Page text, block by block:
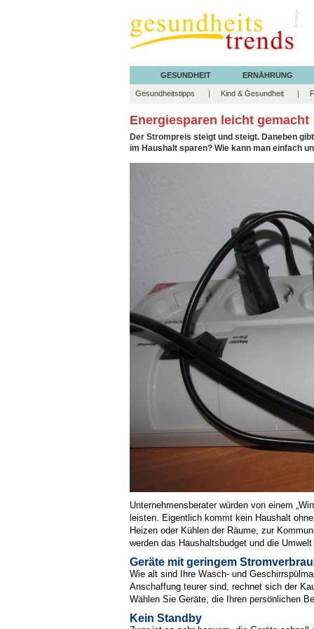
Anzeige
GESUNDHEIT ERNÄHRUNG
Gesundheitstipps Kind & Gesundheit
Energiesparen leicht gemacht
Der Strompreis steigt und steigt. Daneben
im Haushalt sparen? Wie kann man einfach
Unternehmensberater würden von einem
leisten. Eigentlich kommt kein Haushalt
Heizen oder Kühlen der Räume, zur
werden das Haushaltsbudget und die
Geräte mit geringem
Wie alt sind Ihre Wasch- und
Anschaffung teurer sind, rechnet sich der
Wählen Sie Geräte, die Ihren persönlichen
Kein Standby